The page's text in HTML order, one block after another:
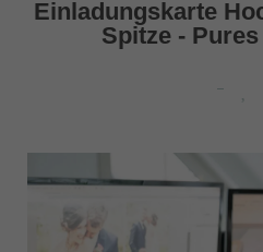
Einladungskarte
Spitze -